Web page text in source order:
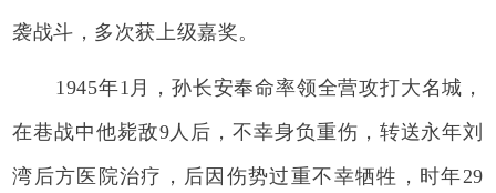
袭战斗，多次获上级嘉奖。
1945年1月，孙长安奉命率领全营攻打大名城，
在巷战中他毙敌9人后，不幸身负重伤，转送永年刘
湾后方医院治疗，后因伤势过重不幸牺牲，时年29